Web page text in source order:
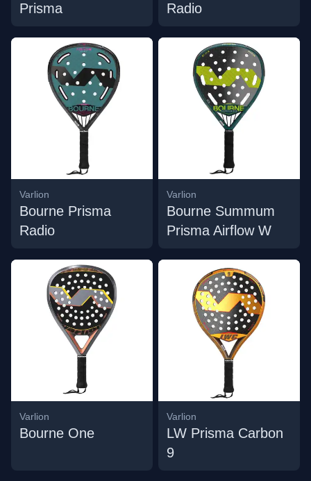
Prisma
Radio
Varlion
Bourne Prisma
Radio
Varlion
Bourne Summum
Prisma Airflow W
Varlion
Bourne One
Varlion
LW Prisma Carbon
9